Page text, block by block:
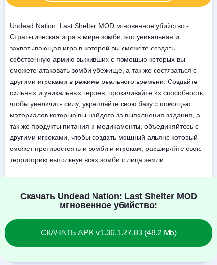
Undead Nation: Last Shelter MOD мгновенное убийство -
Стратегическая игра в мире зомби, это уникальная и
захватывающая игра в которой вы сможете создать
собственную армию выживших с помощью которых вы
сможете атаковать зомби убежище, а так же состязаться с
другими игроками в режиме реального времени. Создайте
сильных и уникальных героев, прокачивайте их способность,
чтобы увеличить силу, укрепляйте свою базу с помощью
материалов которые вы найдете за выполнения задания, а
так же продукты питания и медикаменты, объединяйтесь с
другими игроками, чтобы создать мощный альянс который
сможет противостоять и зомби и игрокам, расширяйте свою
территорию вытолкнув всех зомби с лица земли.
Скачать Undead Nation: Last Shelter MOD
мгновенное убийство:
СКАЧАТЬ APK v1.36.1.27.83 (48.2 Mb)